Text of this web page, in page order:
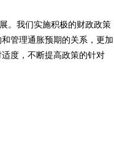
。我们实施积极的财政政策
管理通胀预期的关系，更加
度，不断提高政策的针对